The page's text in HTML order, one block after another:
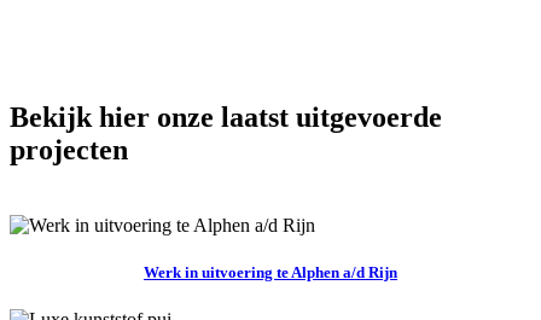
Bekijk hier onze laatst uitgevoerde
projecten
Werk in uitvoering te Alphen a/d Rijn